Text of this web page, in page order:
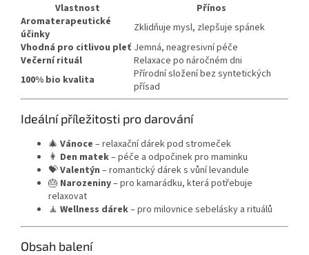
Vlastnost
Přínos
Aromaterapeutické
účinky
Zklidňuje mysl, zlepšuje spánek
Vhodná pro citlivou pleť Jemná, neagresivní péče
Večerní rituál
Relaxace po náročném dni
100% bio kvalita
Přírodní složení bez syntetických
přísad
Ideální příležitosti pro darování
🎄 Vánoce – relaxační dárek pod stromeček
👩 Den matek– péče a odpočinek pro maminku
💝Valentýn – romantický dárek s vůní levandule
🎂 Narozeniny– pro kamarádku, která potřebuje
relaxovat
🧘 Wellness dárek– pro milovnice sebelásky a rituálů
Obsah balení